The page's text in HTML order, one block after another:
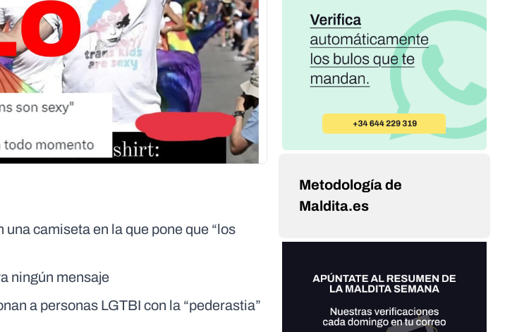
camiseta en la que pone que “los
ningún mensaje
a personas LGTBI con la “pederastia”
Metodología de
Maldita.es